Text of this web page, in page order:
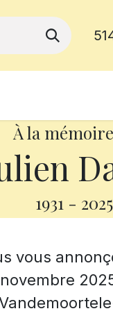
À la
1931 - 2025
vous